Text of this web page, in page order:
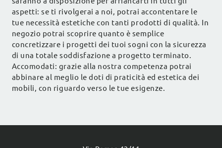
aspetti: se ti rivolgerai a noi, potrai accontentare le
tue necessità estetiche con tanti prodotti di qualità. In
negozio potrai scoprire quanto è semplice
concretizzare i progetti dei tuoi sogni con la sicurezza
di una totale soddisfazione a progetto terminato.
Accomodati: grazie alla nostra competenza potrai
abbinare al meglio le doti di praticità ed estetica dei
mobili, con riguardo verso le tue esigenze.